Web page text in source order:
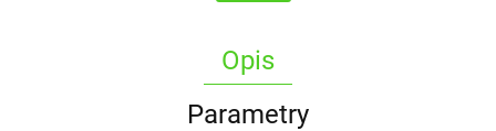
Opis
Parametry